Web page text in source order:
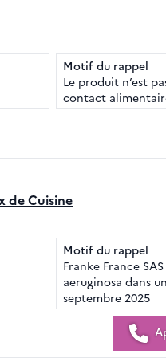
Motif du rappel
Le produit n’est
contact
de Cuisine
Motif du rappel
Franke France
aeruginosa dans
septembre 2025